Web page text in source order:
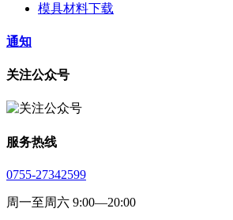
模具材料下载
通知
关注公众号
服务热线
0755-27342599
周一至周六 9:00—20:00